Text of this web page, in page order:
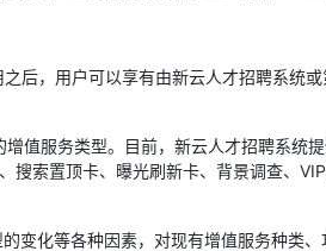
后，用户可以享有由新云人才招聘系统
值服务类型。目前，新云人才招聘系统
索置顶卡、曝光刷新卡、背景调查、
变化等各种因素，对现有增值服务种类